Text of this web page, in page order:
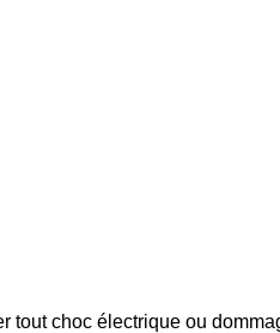
tout choc électrique ou